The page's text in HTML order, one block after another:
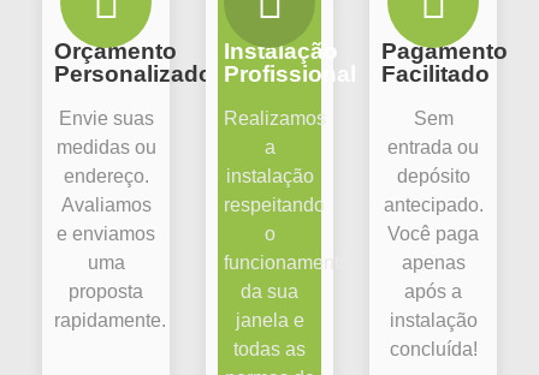
Orçamento
Personalizado
Envie suas
medidas ou
endereço.
Avaliamos
e enviamos
uma
proposta
rapidamente.
Instalação
Profissional
Realizamos
a
instalação
respeitando
o
funcionamento
da sua
janela e
todas as
Pagamento
Facilitado
Sem
entrada ou
depósito
antecipado.
Você paga
apenas
após a
instalação
concluída!